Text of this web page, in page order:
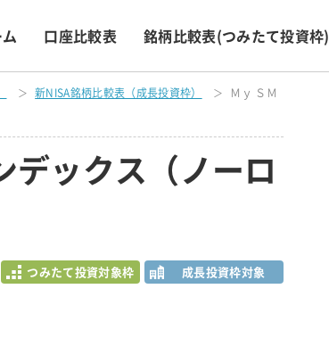
口座比較表 銘柄比較表(つみたて投資枠)
新NISA銘柄比較表（成長投資枠）
Ｍｙ ＳＭ
デックス（ノーロ
つみたて投資対象枠 成長投資枠対象